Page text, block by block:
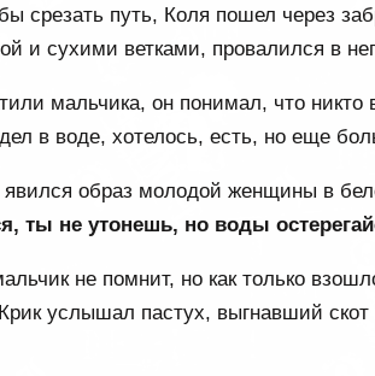
срезать путь, Коля пошел через
и сухими ветками, провалился в
мальчика, он понимал, что
в воде, хотелось, есть, но еще
образ молодой женщины в
ты не утонешь, но воды
не помнит, но как только
услышал пастух, выгнавший